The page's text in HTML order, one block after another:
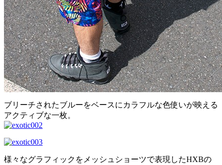
ブリーチされたブルーをベースにカラフルな色使いが映える
アクティブな一枚。
様々なグラフィックをメッシュショーツで表現したHXBの